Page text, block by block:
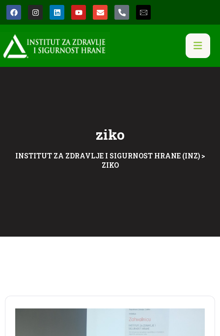
ziko
INSTITUT ZA ZDRAVLJE I SIGURNOST HRANE (INZ)>
ZIKO